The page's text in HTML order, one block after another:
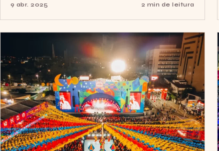
9 abr. 2025 2 min de leitura